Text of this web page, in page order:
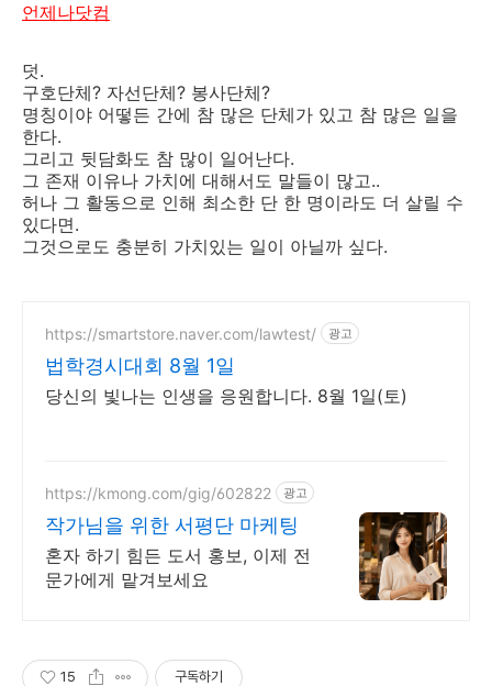
언제나닷컴
덧.
구호단체? 자선단체? 봉사단체?
명칭이야 어떻든 간에 참 많은 단체가 있고 참 많은 일을
한다.
그리고 뒷담화도 참 많이 일어난다.
그 존재 이유나 가치에 대해서도 말들이 많고..
허나 그 활동으로 인해 최소한 단 한 명이라도 더 살릴 수
있다면.
그것으로도 충분히 가치있는 일이 아닐까 싶다.
https://smartstore.naver.com/lawtest/ 광고
법학경시대회 8월 1일
당신의 빛나는 인생을 응원합니다. 8월 1일(토)
https://kmong.com/gig/602822 광고
작가님을 위한 서평단 마케팅
혼자 하기 힘든 도서 홍보, 이제 전
문가에게 맡겨보세요
15 구독하기